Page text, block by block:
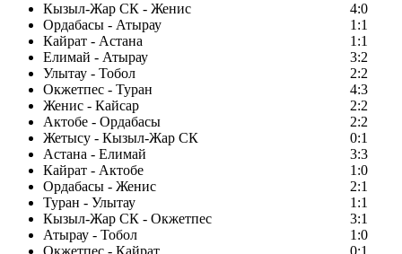
Кызыл-Жар СК - Женис
4:0
Ордабасы - Атырау
1:1
Кайрат - Астана
1:1
Елимай - Атырау
3:2
Улытау - Тобол
2:2
Окжетпес - Туран
4:3
Женис - Кайсар
2:2
Актобе - Ордабасы
2:2
Жетысу - Кызыл-Жар СК
0:1
Астана - Елимай
3:3
Кайрат - Актобе
1:0
Ордабасы - Женис
2:1
Туран - Улытау
1:1
Кызыл-Жар СК - Окжетпес
3:1
Атырау - Тобол
1:0